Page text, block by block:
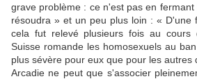
grave problème : ce n'est pas en
résoudra » et un peu plus loin : « D'une
cela fut relevé plusieurs fois au
Suisse romande les homosexuels au
plus sévère pour eux que pour les autres
Arcadie ne peut que s'associer